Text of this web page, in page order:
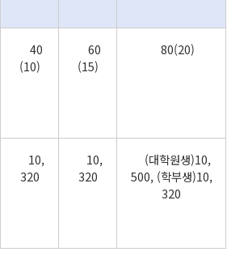
40
(10)
60
(15)
80(20)
10,
320
10,
320
(대학원생)10,
500, (학부생)10,
320